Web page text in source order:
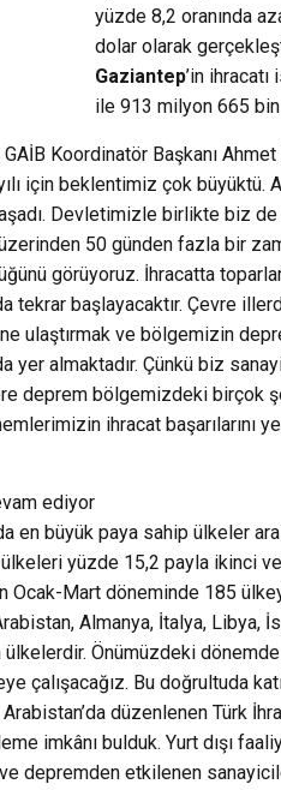
yüzde 8,2 oranında
dolar olarak
Gaziantep’in
ile 913 milyon 665
Koordinatör Başkanı
için beklentimiz çok büyüktü.
Devletimizle birlikte biz
üzerinden 50 günden fazla bir
görüyoruz. İhracatta
tekrar başlayacaktır. Çevre
ve bölgemizin
yer almaktadır. Çünkü biz
deprem bölgemizdeki birçok
ihracat başarılarını
ediyor
en büyük paya sahip ülkeler
yüzde 15,2 payla ikinci
Ocak-Mart döneminde 185
Almanya, İtalya, Libya,
Önümüzdeki dönemde
çalışacağız. Bu doğrultuda
düzenlenen Türk
imkânı bulduk. Yurt dışı
depremden etkilenen